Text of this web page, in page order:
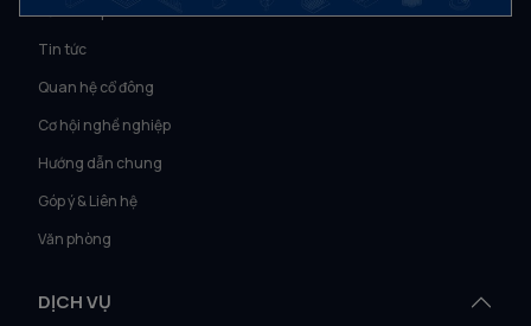
Về Vietcap
Tin tức
Quan hệ cổ đông
Cơ hội nghề nghiệp
Hướng dẫn chung
Góp ý & Liên hệ
Văn phòng
DỊCH VỤ